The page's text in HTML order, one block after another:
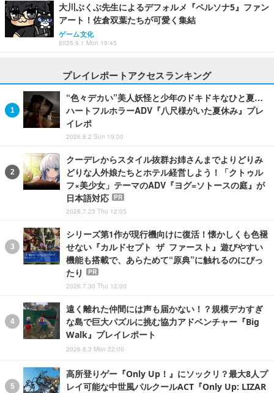
大川ぶくぶ先生によるデフォルメ『ペルソナ5』ファン
アート！佐倉双葉たちが可愛く集結
ゲーム文化
2025.9.1 Mon 19:45
プレイレポートアクセスランキング
“色々デカい”美人妖怪と少年のドキドキなひと夏…
ハートフルホラーADV『八尺様がいた夏休み』プレ
イレポ
2026.8.2 Sun 19:00
クーデレからスタイル抜群お姉さんまでよりどりみ
どりな人外娘たちとホテル経営しよう！「クトゥル
フ×美少女」テーマのADV『ヨグ=ソトースの庭』が
日本語対応
PR
2026.7.23 Thu 12:05
シリーズ第1作が現行機向けに復活！懐かしくも色褪
せない『カルドセプト ザ ファースト』遊びやすい
機能も搭載で、あらためて“原典”に触れるのにぴっ
たり
PR
2026.7.30 Thu 12:00
遠く離れた仲間には声も届かない！？規模デカすぎ
な島で巨大パズルに挑む協力アドベンチャー『Big
Walk』プレイレポート
2026.8.3 Mon 22:00
高所登りゲー『Only Up！』にソックリ？最大8人プ
レイ可能な中世風パルクールACT『Only Up: LIZAR